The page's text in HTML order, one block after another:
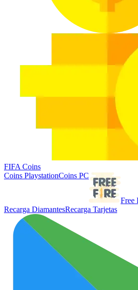
FIFA Coins
Coins PlaystationCoins PC
Free
Recarga DiamantesRecarga Tarjetas